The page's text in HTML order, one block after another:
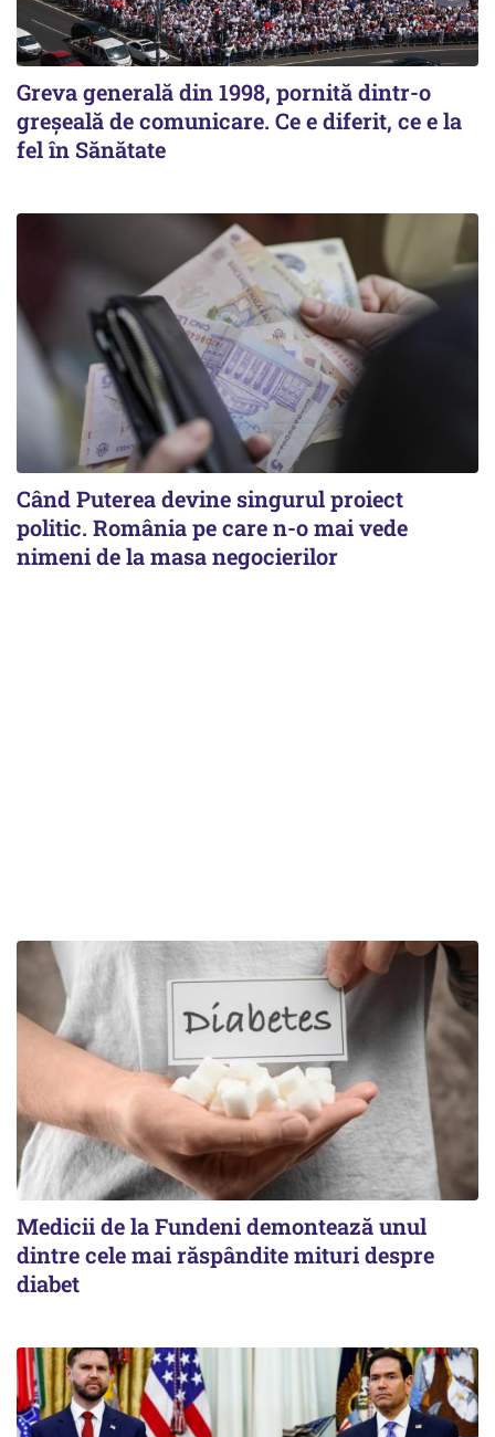
Greva generală din 1998, pornită dintr-o
greșeală de comunicare. Ce e diferit, ce e la
fel în Sănătate
Când Puterea devine singurul proiect
politic. România pe care n-o mai vede
nimeni de la masa negocierilor
Medicii de la Fundeni demontează unul
dintre cele mai răspândite mituri despre
diabet